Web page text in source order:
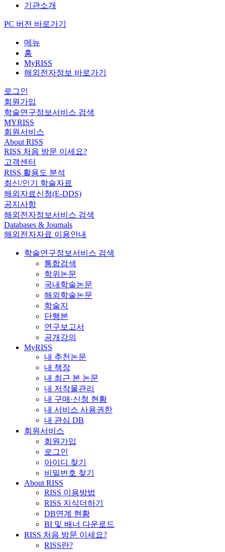
기관소개
PC 버전 바로가기
메뉴
홈
MyRISS
해외전자정보 바로가기
로그인
회원가입
학술연구정보서비스 검색
MYRISS
회원서비스
About RISS
RISS 처음 방문 이세요?
고객센터
RISS 활용도 분석
최신/인기 학술자료
해외자료신청(E-DDS)
공지사항
해외전자정보서비스 검색
Databases & Journals
해외전자자료 이용안내
학술연구정보서비스 검색
통합검색
학위논문
국내학술논문
해외학술논문
학술지
단행본
연구보고서
공개강의
MyRISS
내 추천논문
내 책장
내 최근 본 논문
내 저작물관리
내 구매·신청 현황
내 서비스 사용권한
내 관심 DB
회원서비스
회원가입
로그인
아이디 찾기
비밀번호 찾기
About RISS
RISS 이용방법
RISS 지식더하기
DB연계 현황
BI 및 배너 다운로드
RISS 처음 방문 이세요?
RISS란?